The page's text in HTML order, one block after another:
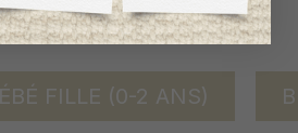
FILLE (0-2 ANS)